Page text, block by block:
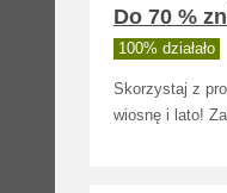
Do 70 %
100% działało
Skorzystaj z
wiosnę i lato!